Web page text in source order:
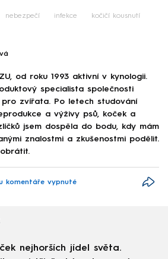
nebezpečí infekce kočičí kousnutí
od roku 1993 aktivní v kynologii.
specialista společnosti
zvířata. Po letech studování
a výživy psů, koček a
jsem dospěla do bodu, kdy mám
znalostmi a zkušenostmi podělit.
komentáře vypnuté
nejhorších jídel světa.